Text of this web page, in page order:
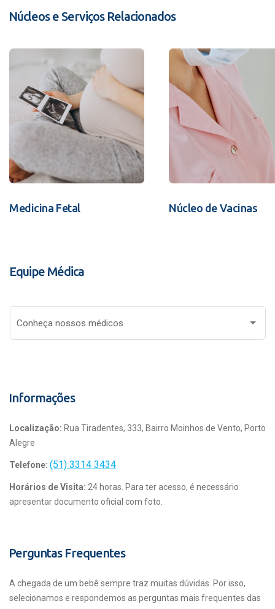
Núcleos e Serviços Relacionados
Medicina Fetal Núcleo de Vacinas
Equipe Médica
Conheça nossos médicos
Informações
Localização: Rua Tiradentes, 333, Bairro Moinhos de Vento, Porto
Alegre
Telefone: (51) 3314 3434
Horários de Visita: 24 horas. Para ter acesso, é necessário
apresentar documento oficial com foto.
Perguntas Frequentes
A chegada de um bebê sempre traz muitas dúvidas. Por isso,
selecionamos e respondemos as perguntas mais frequentes das